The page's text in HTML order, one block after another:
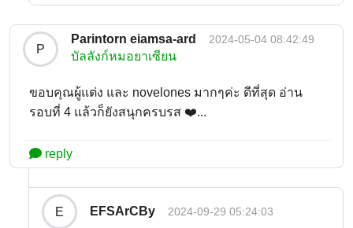
P
Parintorn eiamsa-ard 2024-05-04 08:42:49
บัลลังก์หมอยาเซียน
ขอบคุณผู้แต่ง และ novelones มากๆค่ะ ดีที่สุด อ่าน
รอบที่ 4 แล้วก็ยังสนุกครบรส ❤️...
reply
E EFSArCBy 2024-09-29 05:24:03